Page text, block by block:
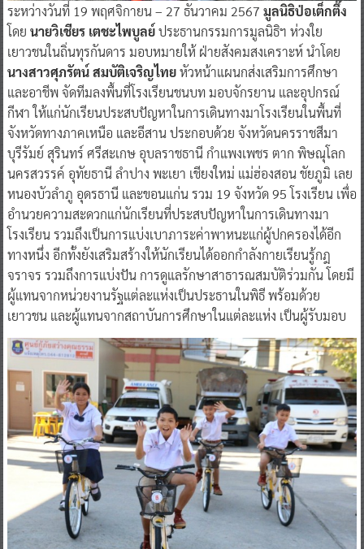
ระหว่างวันที่ 19 พฤศจิกายน – 27 ธันวาคม 2567 มูลนิธิป่อเต็กตึ๊ง
โดย นายวิเชียร เตชะไพบูลย์ประธานกรรมการมูลนิธิฯ ห่วงใย
เยาวชนในถิ่นทุรกันดาร มอบหมายให้ ฝ่ายสังคมสงเคราะห์ นำโดย
นางสาวศุภรัตน์ สมบัติเจริญไทยหัวหน้าแผนกส่งเสริมการศึกษา
และอาชีพ จัดทีมลงพื้นที่โรงเรียนชนบท มอบจักรยาน และอุปกรณ์
กีฬา ให้แก่นักเรียนประสบปัญหาในการเดินทางมาโรงเรียนในพื้นที่
จังหวัดทางภาคเหนือ และอีสาน ประกอบด้วย จังหวัดนครราชสีมา
บุรีรัมย์ สุรินทร์ ศรีสะเกษ อุบลราชธานี กำแพงเพชร ตาก พิษณุโลก
นครสวรรค์ อุทัยธานี ลำปาง พะเยา เชียงใหม่ แม่ฮ่องสอน ชัยภูมิ เลย
หนองบัวลำภู อุดรธานี และขอนแก่น รวม 19 จังหวัด 95 โรงเรียน เพื่อ
อำนวยความสะดวกแก่นักเรียนที่ประสบปัญหาในการเดินทางมา
โรงเรียน รวมถึงเป็นการแบ่งเบาภาระค่าพาหนะแก่ผู้ปกครองได้อีก
ทางหนึ่ง อีกทั้งยังเสริมสร้างให้นักเรียนได้ออกกำลังกายเรียนรู้กฎ
จราจร รวมถึงการแบ่งปัน การดูแลรักษาสาธารณสมบัติร่วมกัน โดยมี
ผู้แทนจากหน่วยงานรัฐแต่ละแห่งเป็นประธานในพิธี พร้อมด้วย
เยาวชน และผู้แทนจากสถาบันการศึกษาในแต่ละแห่ง เป็นผู้รับมอบ